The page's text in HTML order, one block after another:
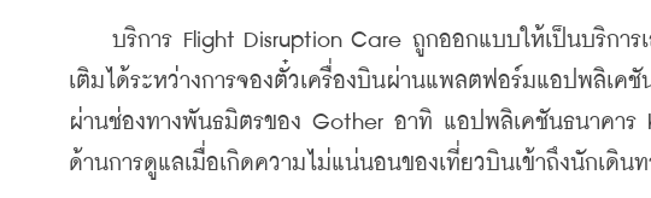
บริการ Flight Disruption Care ถูกออกแบบให้เป็นบริการ
เติมได้ระหว่างการจองตั๋วเครื่องบินผ่านแพลตฟอร์มแอปพลิเคชั
ผ่านช่องทางพันธมิตรของ Gother อาทิ แอปพลิเคชันธนาคาร
ด้านการดูแลเมื่อเกิดความไม่แน่นอนของเที่ยวบินเข้าถึงนักเดิน